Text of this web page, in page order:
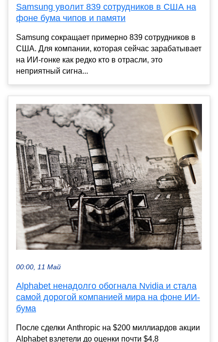
Samsung уволит 839 сотрудников в США на
фоне бума чипов и памяти
Samsung сокращает примерно 839 сотрудников в
США. Для компании, которая сейчас зарабатывает
на ИИ-гонке как редко кто в отрасли, это
неприятный сигна...
00:00, 11 Май
Alphabet ненадолго обогнала Nvidia и стала
самой дорогой компанией мира на фоне ИИ-
бума
После сделки Anthropic на $200 миллиардов акции
Alphabet взлетели до оценки почти $4,8